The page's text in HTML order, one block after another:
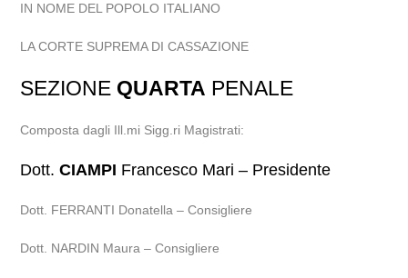
IN NOME DEL POPOLO ITALIANO
LA CORTE SUPREMA DI CASSAZIONE
SEZIONE QUARTA PENALE
Composta dagli Ill.mi Sigg.ri Magistrati:
Dott.CIAMPI Francesco Mari – Presidente
Dott. FERRANTI Donatella – Consigliere
Dott. NARDIN Maura – Consigliere